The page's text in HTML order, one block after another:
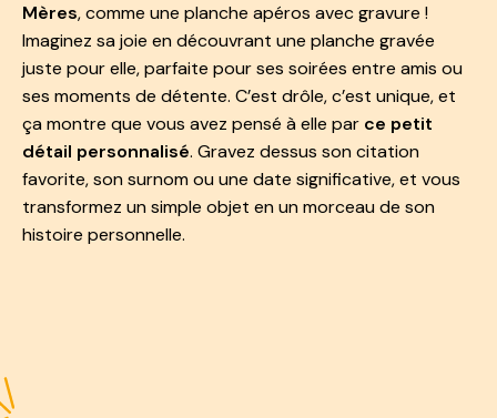
Mères, comme une planche apéros avec gravure !
Imaginez sa joie en découvrant une planche gravée
juste pour elle, parfaite pour ses soirées entre amis ou
ses moments de détente. C’est drôle, c’est unique, et
ça montre que vous avez pensé à elle par ce petit
détail personnalisé. Gravez dessus son citation
favorite, son surnom ou une date significative, et vous
transformez un simple objet en un morceau de son
histoire personnelle.